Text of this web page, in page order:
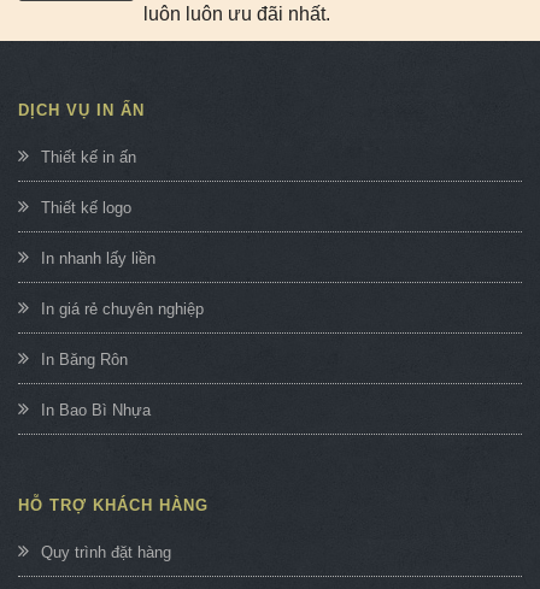
luôn luôn ưu đãi nhất.
DỊCH VỤ IN ẤN
Thiết kế in ấn
Thiết kế logo
In nhanh lấy liền
In giá rẻ chuyên nghiệp
In Băng Rôn
In Bao Bì Nhựa
HỖ TRỢ KHÁCH HÀNG
Quy trình đặt hàng